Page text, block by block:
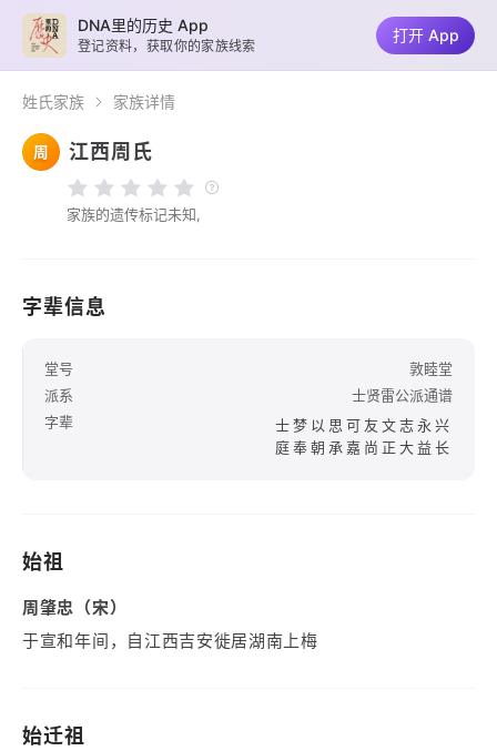
姓氏家族 家族详情
周 江西周氏
家族的遗传标记未知,
字辈信息
堂号
敦睦堂
派系
士贤雷公派通谱
字辈
士梦以思可友文志永兴
庭奉朝承嘉尚正大益长
始祖
周肇忠（宋）
于宣和年间，自江西吉安徙居湖南上梅
始迁祖
DNA里的历史 App
登记资料，获取你的家族线索
打开 App